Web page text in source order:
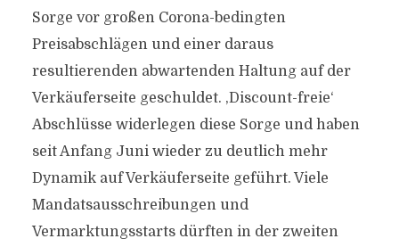
Sorge vor großen Corona-bedingten
Preisabschlägen und einer daraus
resultierenden abwartenden Haltung auf der
Verkäuferseite geschuldet. ‚Discount-freie‘
Abschlüsse widerlegen diese Sorge und haben
seit Anfang Juni wieder zu deutlich mehr
Dynamik auf Verkäuferseite geführt. Viele
Mandatsausschreibungen und
Vermarktungsstarts dürften in der zweiten